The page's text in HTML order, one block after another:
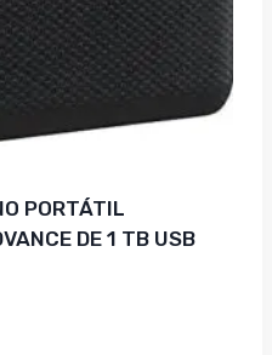
PORTÁTIL
DE 1 TB USB